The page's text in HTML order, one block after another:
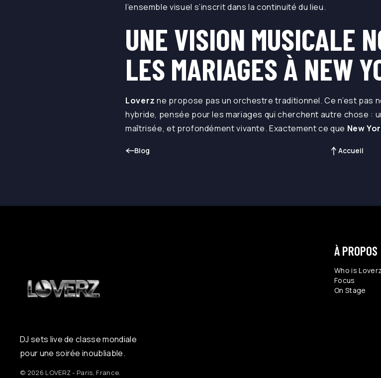
l’ensemble visuel s’inscrit dans la continuité du lieu.
UNE VISION MUSICALE
LES MARIAGES À NEW
Loverz ne propose pas un orchestre traditionnel. Ce n’est pas
hybride, pensée pour les mariages qui cherchent autre chose :
maîtrisée, et profondément vivante. Exactement ce que New
Blog Accueil
DJ sets live de classe mondiale
pour une soirée inoubliable.
À PROPOS
Who is
Focus
On Stage
© 2026 LOVERZ - Paris, France.